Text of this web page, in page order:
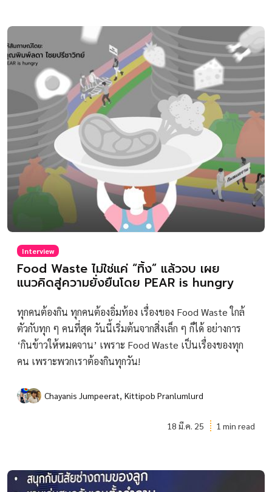
Interview
Food Waste ไม่ใช่แค่ “ทิ้ง” แล้วจบ เผย
แนวคิดสู่ความยั่งยืนโดย PEAR is hungry
ทุกคนต้องกิน ทุกคนต้องอิ่มท้อง เรื่องของ Food Waste ใกล้
ตัวกับทุก ๆ คนที่สุด วันนี้เริ่มต้นจากสิ่งเล็ก ๆ ก็ได้ อย่างการ
‘กินข้าวให้หมดจาน’ เพราะ Food Waste เป็นเรื่องของทุก
คน เพราะพวกเราต้องกินทุกวัน!
Chayanis Jumpeerat, Kittipob Pranlumlurd
18 มี.ค. 25 1 min read